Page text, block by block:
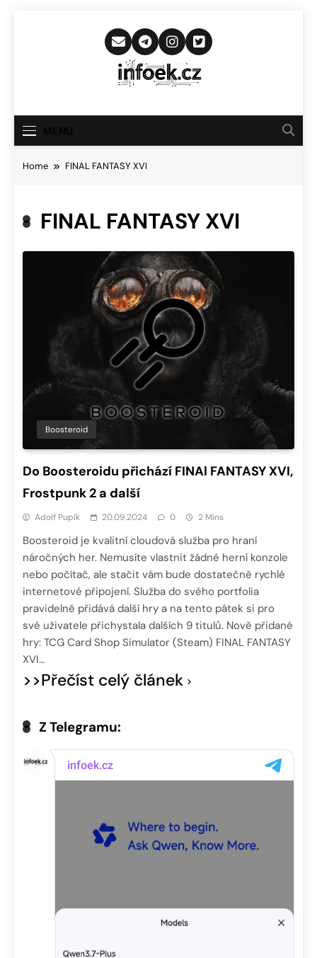
Infoek.cz
Novinkám
Home FINAL FANTASY XVI
FINAL FANTASY XVI
Boosteroid
Do Boosteroidu přichází FINAl FANTASY XVI,
Frostpunk 2 a další
Adolf Pupík 20.09.2024 0 2 Mins
Boosteroid je kvalitní cloudová služba pro hraní
náročných her. Nemusíte vlastnit žádné herní konzole
nebo počítač, ale stačit vám bude dostatečně rychlé
internetové připojení. Služba do svého portfolia
pravidelně přidává další hry a na tento pátek si pro
své uživatele přichystala dalších 9 titulů. Nově přidané
hry: TCG Card Shop Simulator (Steam) FINAL FANTASY
XVI…
>>Přečíst celý článek
Z Telegramu: